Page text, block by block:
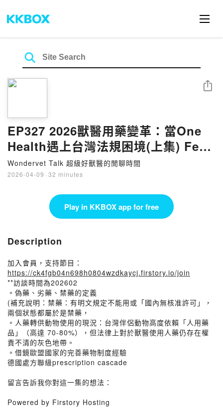
EP327 2026獸醫用藥變革：當One
Health遇上台灣法規困境(上集) Feat.
黃逸佩&喬橋獸醫師
Wondervet Talk 超級好獸醫的閒聊時間
2026-04-09 · 32 minutes
Share
Play in KKBOX app for free
Description
加入會員，支持節目：
https://ck4fgb04n698h0804wzdkaycj.firstory.io/join
**訪談時間為202602
。偽藥、劣藥、禁藥的定義
(補充說明：禁藥：有明文規定不能用或「國內無核准許可」，
兩個狀態都屬於是禁藥，
。人藥轉供動物使用的現況：台灣伴侶動物高度依賴「人用藥
品」（高達 70-80%），但法律上對於獸醫使用人藥仍存在權
責不清的灰色地帶。
。借鏡歐盟國家的完善藥物制度經驗
德國處方聯級prescription cascade
留言告訴我你對這一集的想法：
Powered by Firstory Hosting